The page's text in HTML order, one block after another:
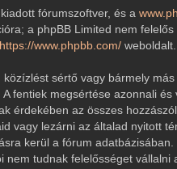
kiadott fórumszoftver, és a
a phpBB Limited nem
https://www.phpbb.com/ weboldalt.
sértő vagy bármely
fentiek megsértése azonnali és
érdekében az összes
vagy lezárni az általad nyitott
kerül a fórum
tudnak felelősséget vállalni